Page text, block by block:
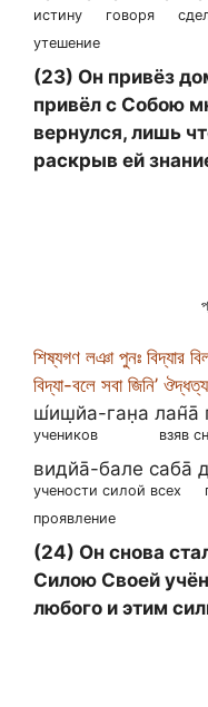
истину говоря
утешение
(23) Он привёз
привёл с Собою
вернулся, лишь
раскрыв ей
শিষ্যগণ লঞা পুনঃ বিদ্যার
বিদ্যা-বলে সবা জিনি’
ш́иш̣йа-ган̣а лан̃а̄
учеников взяв
видйа̄-бале саба̄
учености силой всех
проявление
(24) Он снова
Силою Своей
любого и этим